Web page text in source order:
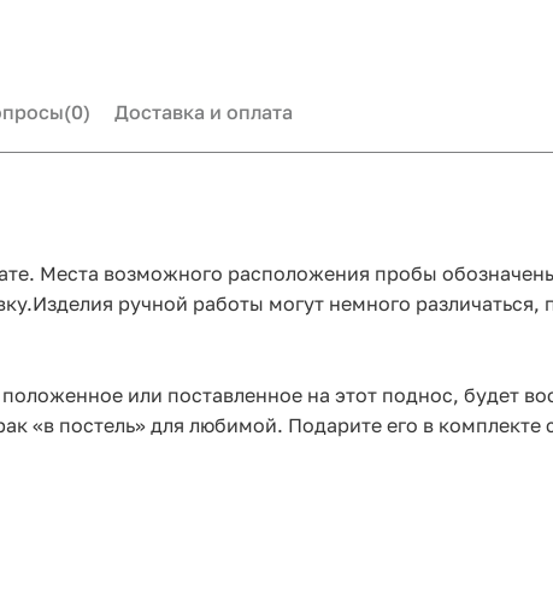
(0) Доставка и оплата
Места возможного расположения пробы
ручной работы могут немного различаться,
или поставленное на этот поднос, будет
«в постель» для любимой. Подарите его в комплекте